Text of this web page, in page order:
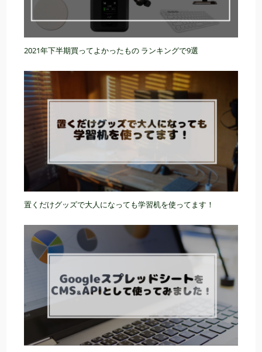
2021年下半期買ってよかったもの ランキングで9選
置くだけグッズで大人になっても学習机を使ってます！